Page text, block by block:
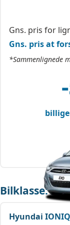
Gns. pris for
Gns. pris at
*Sammenlignede
Bilklasse:
Hyundai